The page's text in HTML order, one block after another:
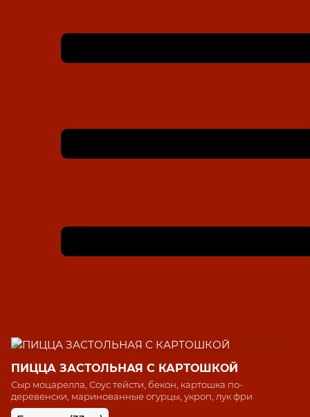
ПИЦЦА ЗАСТОЛЬНАЯ С КАРТОШКОЙ
Сыр моцарелла, Соус тейсти, бекон, картошка по-
деревенски, маринованные огурцы, укроп, лук фри